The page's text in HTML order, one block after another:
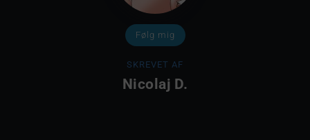
Følg mig
SKREVET AF
Nicolaj D.